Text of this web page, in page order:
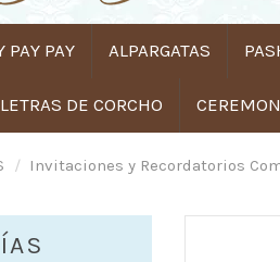
PAY PAY ALPARGATAS
LETRAS DE CORCHO
Invitaciones y Recordatorios